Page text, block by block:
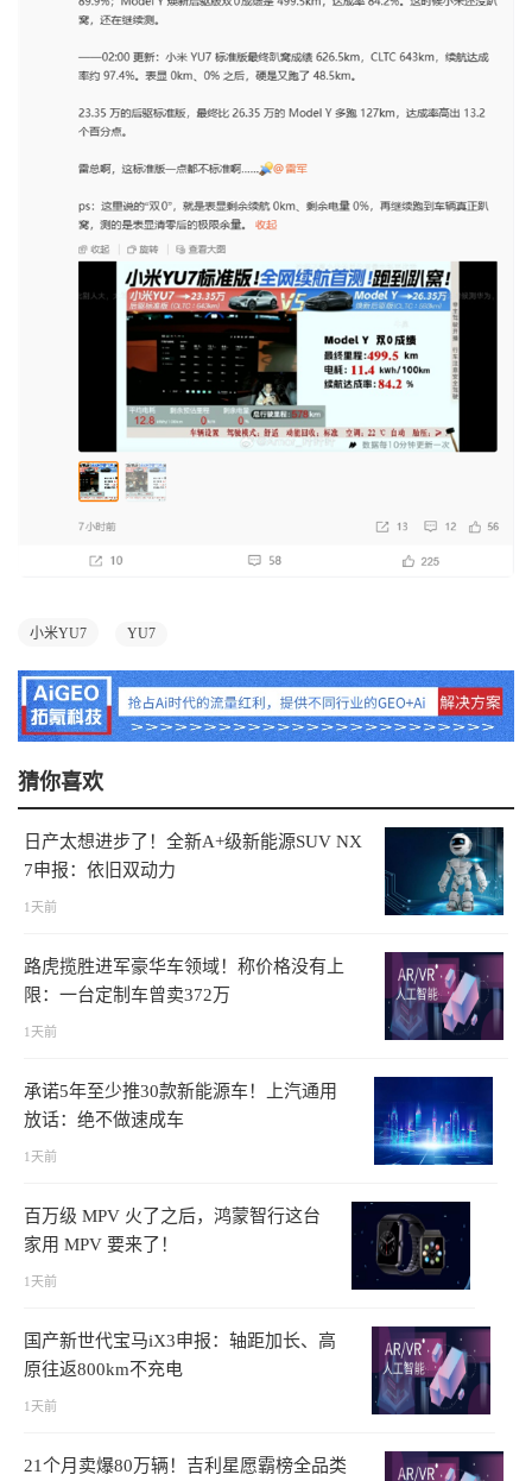
小米YU7 YU7
猜你喜欢
日产太想进步了！全新A+级新能源SUV NX
7申报：依旧双动力
1天前
路虎揽胜进军豪华车领域！称价格没有上
限：一台定制车曾卖372万
1天前
承诺5年至少推30款新能源车！上汽通用
放话：绝不做速成车
1天前
百万级 MPV 火了之后，鸿蒙智行这台
家用 MPV 要来了！
1天前
国产新世代宝马iX3申报：轴距加长、高
原往返800km不充电
1天前
21个月卖爆80万辆！吉利星愿霸榜全品类